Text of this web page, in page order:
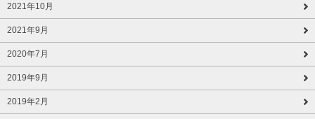
2021年10月
2021年9月
2020年7月
2019年9月
2019年2月